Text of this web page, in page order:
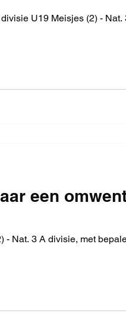
U19 Meisjes (2) -
een
Nat. 3 A divisie, met